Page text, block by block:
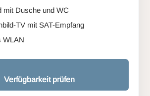
mit Dusche und WC
TV mit SAT-Empfang
WLAN
Verfügbarkeit prüfen